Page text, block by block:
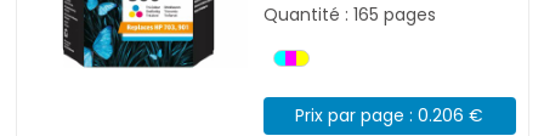
Quantité : 165 pages
Prix par page : 0.206 €